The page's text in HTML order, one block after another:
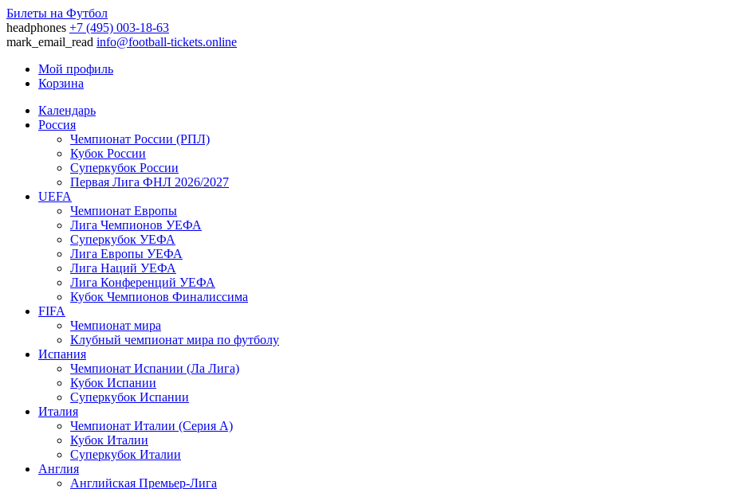
Билеты на Футбол
headphones +7 (495) 003-18-63
mark_email_read info@football-tickets.online
Мой профиль
Корзина
Календарь
Россия
Чемпионат России (РПЛ)
Кубок России
Суперкубок России
Первая Лига ФНЛ 2026/2027
UEFA
Чемпионат Европы
Лига Чемпионов УЕФА
Суперкубок УЕФА
Лига Европы УЕФА
Лига Наций УЕФА
Лига Конференций УЕФА
Кубок Чемпионов Финалиссима
FIFA
Чемпионат мира
Клубный чемпионат мира по футболу
Испания
Чемпионат Испании (Ла Лига)
Кубок Испании
Суперкубок Испании
Италия
Чемпионат Италии (Серия А)
Кубок Италии
Суперкубок Италии
Англия
Английская Премьер-Лига